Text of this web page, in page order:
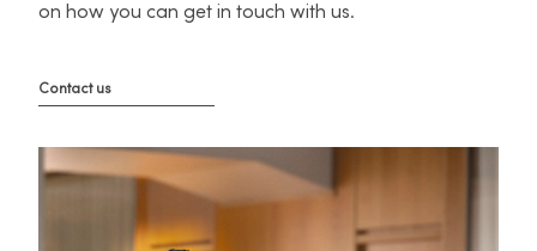
on how you can get in touch with us.
Contact us